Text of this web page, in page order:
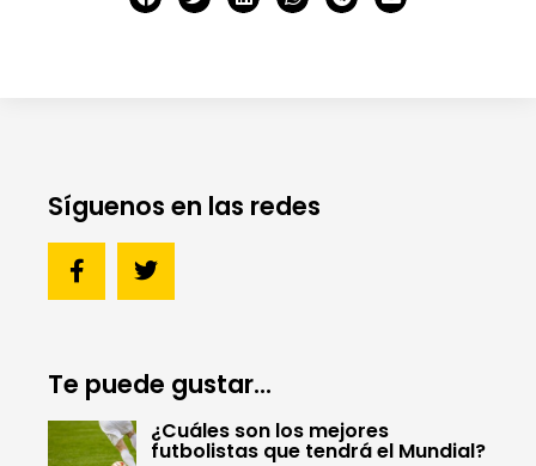
Síguenos en las redes
Te puede gustar...
¿Cuáles son los mejores
futbolistas que tendrá el Mundial?